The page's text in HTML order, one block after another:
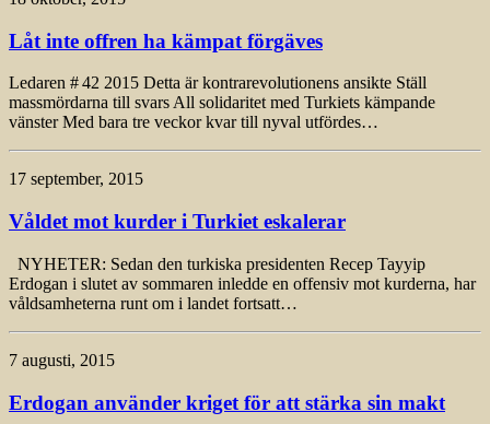
Låt inte offren ha kämpat förgäves
Ledaren # 42 2015 Detta är kontrarevolutionens ansikte Ställ
massmördarna till svars All solidaritet med Turkiets kämpande
vänster Med bara tre veckor kvar till nyval utfördes…
17 september, 2015
Våldet mot kurder i Turkiet eskalerar
NYHETER: Sedan den turkiska presidenten Recep Tayyip
Erdogan i slutet av sommaren inledde en offensiv mot kurderna, har
våldsamheterna runt om i landet fortsatt…
7 augusti, 2015
Erdogan använder kriget för att stärka sin makt